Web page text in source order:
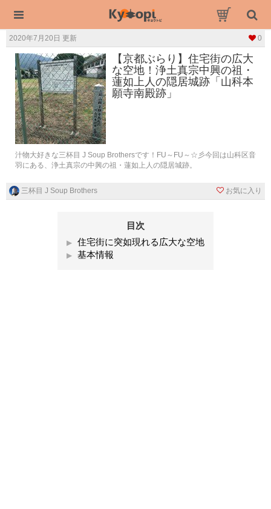
2020年7月20日 更新 0
【京都ぶらり】住宅街の広大
な空地！浄土真宗中興の祖・
蓮如上人の隠居城跡「山科本
願寺南殿跡」
汁物大好きな三杯目 J Soup Brothersです！FU～FU～☆彡今回は山科区音
羽にある、浄土真宗の中興の祖・蓮如上人の隠居城跡。
三杯目 J Soup Brothers お気に入り
目次
住宅街に突如現れる広大な空地
基本情報